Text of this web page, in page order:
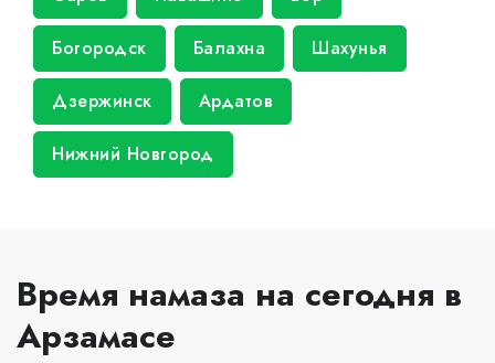
Богородск Балахна Шахунья
Дзержинск Ардатов
Нижний Новгород
Время намаза на сегодня в
Арзамасе